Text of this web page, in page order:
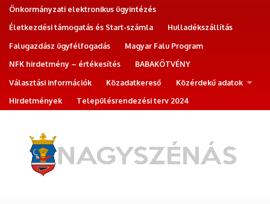
Önkormányzati elektronikus ügyintézés
Életkezdési támogatás és Start-számla
Hulladékszállítás
Falugazdász ügyfélfogadás
Magyar Falu Program
NFK hirdetmény – értékesítés
BABAKÖTVÉNY
Választási információk
Közadatkereső
Közérdekű adatok
Hirdetmények
Településrendezési terv 2024